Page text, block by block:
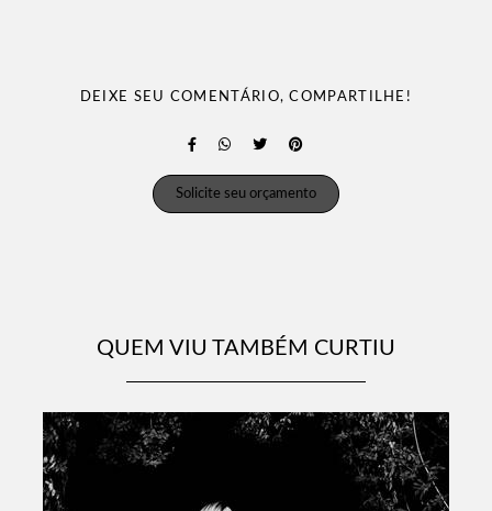
DEIXE SEU COMENTÁRIO, COMPARTILHE!
Solicite seu orçamento
QUEM VIU TAMBÉM CURTIU